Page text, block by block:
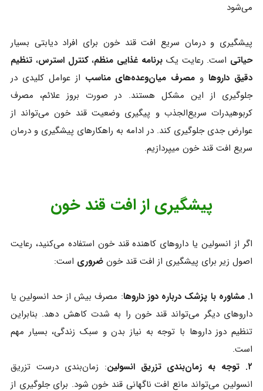
می‌شود
پیشگیری و درمان سریع افت قند خون برای افراد دیابتی بسیار
حیاتی است. رعایت یکبرنامه غذایی منظم،کنترل استرس،تنظیم
دقیق داروهاو مصرف میان‌وعده‌های مناسب از عوامل کلیدی در
جلوگیری از این مشکل هستند. در صورت بروز علائم، مصرف
کربوهیدرات سریع‌الجذب و پیگیری وضعیت قند خون می‌تواند از
عوارض جدی جلوگیری کند. در ادامه به راهکارهای پیشگیری و درمان
سریع افت قند خون میپردازیم.
پیشگیری از افت قند خون
اگر از انسولین یا داروهای کاهنده قند خون استفاده می‌کنید، رعایت
اصول زیر برای پیشگیری از افت قند خون ضروری است:
۱. مشاوره با پزشک درباره دوز داروها
: مصرف بیش از حد انسولین یا
داروهای دیگر می‌تواند قند خون را به شدت کاهش دهد. بنابراین
تنظیم دوز داروها با توجه به نیاز بدن و سبک زندگی، بسیار مهم
است.
۲. توجه به زمان‌بندی تزریق انسولین
: زمان‌بندی درست تزریق
انسولین می‌تواند مانع افت ناگهانی قند خون شود. برای جلوگیری از